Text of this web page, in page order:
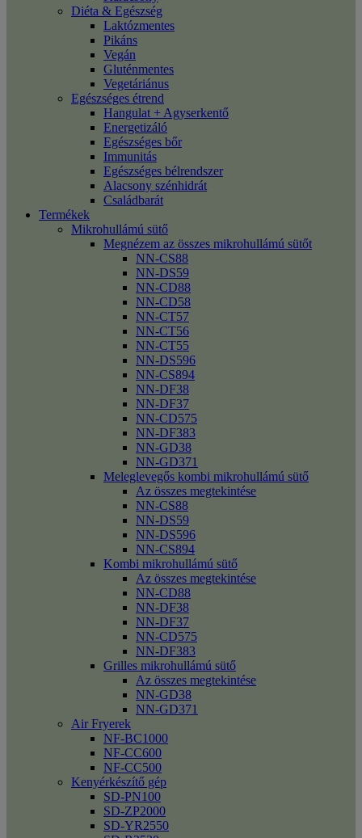
Diéta & Egészség
Laktózmentes
Pikáns
Vegán
Gluténmentes
Vegetáriánus
Egészséges étrend
Hangulat + Agyserkentő
Energetizáló
Egészséges bőr
Immunitás
Egészséges bélrendszer
Alacsony szénhidrát
Családbarát
Termékek
Mikrohullámú sütő
Megnézem az összes mikrohullámú sütőt
NN-CS88
NN-DS59
NN-CD88
NN-CD58
NN-CT57
NN-CT56
NN-CT55
NN-DS596
NN-CS894
NN-DF38
NN-DF37
NN-CD575
NN-DF383
NN-GD38
NN-GD371
Meleglevegős kombi mikrohullámú sütő
Az összes megtekintése
NN-CS88
NN-DS59
NN-DS596
NN-CS894
Kombi mikrohullámú sütő
Az összes megtekintése
NN-CD88
NN-DF38
NN-DF37
NN-CD575
NN-DF383
Grilles mikrohullámú sütő
Az összes megtekintése
NN-GD38
NN-GD371
Air Fryerek
NF-BC1000
NF-CC600
NF-CC500
Kenyérkészítő gép
SD-PN100
SD-ZP2000
SD-YR2550